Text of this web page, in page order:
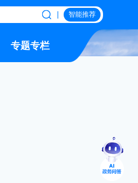
智能推荐
专题专栏